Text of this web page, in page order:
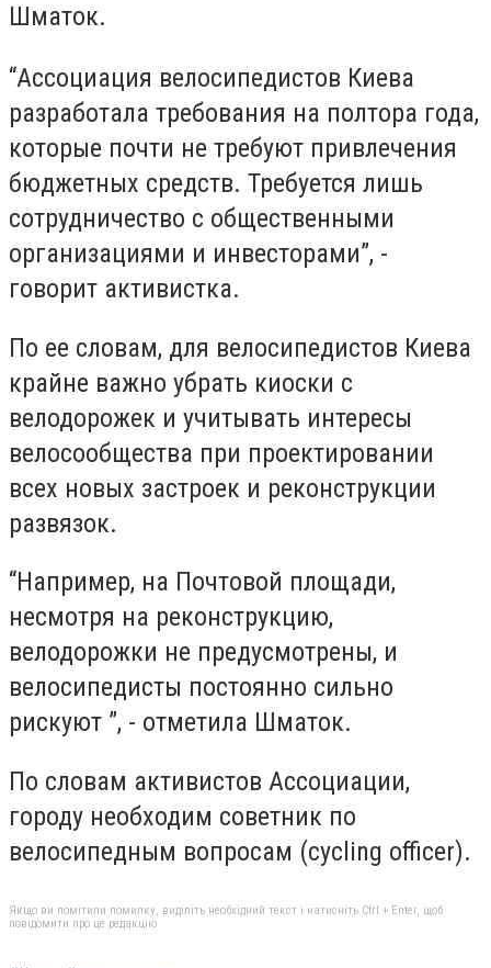
Шматок.
“Ассоциация велосипедистов Киева
разработала требования на полтора года,
которые почти не требуют привлечения
бюджетных средств. Требуется лишь
сотрудничество с общественными
организациями и инвесторами”, -
говорит активистка.
По ее словам, для велосипедистов Киева
крайне важно убрать киоски с
велодорожек и учитывать интересы
велосообщества при проектировании
всех новых застроек и реконструкции
развязок.
“Например, на Почтовой площади,
несмотря на реконструкцию,
велодорожки не предусмотрены, и
велосипедисты постоянно сильно
рискуют ”, - отметила Шматок.
По словам активистов Ассоциации,
городу необходим советник по
велосипедным вопросам (cycling officer).
Якщо ви помітили помилку, виділіть необхідний текст і натисніть Ctrl + Enter, щоб
повідомити про це редакцію